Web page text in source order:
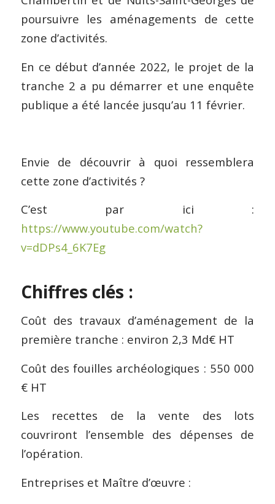
poursuivre les aménagements de cette
zone d’activités.
En ce début d’année 2022, le projet de la
tranche 2 a pu démarrer et une enquête
publique a été lancée jusqu’au 11 février.
Envie de découvrir à quoi ressemblera
cette zone d’activités ?
C’est par ici :
https://www.youtube.com/watch?
v=dDPs4_6K7Eg
Chiffres clés :
Coût des travaux d’aménagement de la
première tranche : environ 2,3 Md€ HT
Coût des fouilles archéologiques : 550 000
€ HT
Les recettes de la vente des lots
couvriront l’ensemble des dépenses de
l’opération.
Entreprises et Maître d’œuvre :